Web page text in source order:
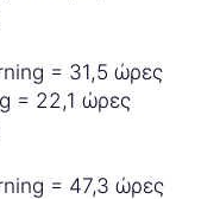
= 31,5 ώρες
= 22,1 ώρες
= 47,3 ώρες